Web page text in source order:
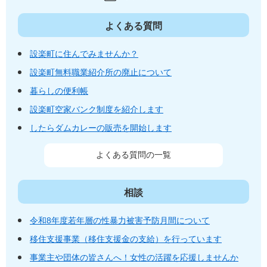
よくある質問
設楽町に住んでみませんか？
設楽町無料職業紹介所の廃止について
暮らしの便利帳
設楽町空家バンク制度を紹介します
したらダムカレーの販売を開始します
よくある質問の一覧
相談
令和8年度若年層の性暴力被害予防月間について
移住支援事業（移住支援金の支給）を行っています
事業主や団体の皆さんへ！女性の活躍を応援しませんか